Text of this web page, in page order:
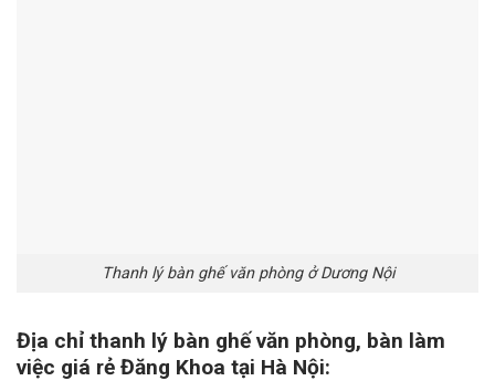
Thanh lý bàn ghế văn phòng ở Dương Nội
Địa chỉ thanh lý bàn ghế văn phòng, bàn làm
việc giá rẻ Đăng Khoa tại Hà Nội: